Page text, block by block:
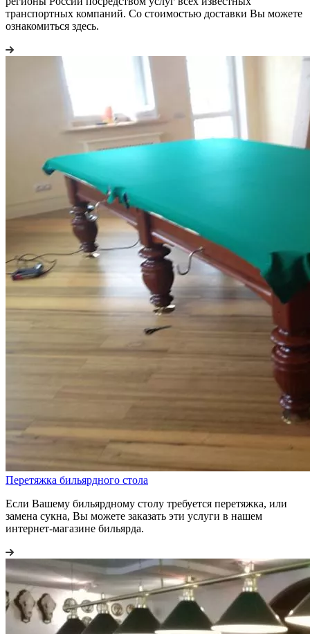
транспортных компаний. Со стоимостью доставки Вы можете
ознакомиться здесь.
Перетяжка бильярдного стола
Если Вашему бильярдному столу требуется перетяжка, или
замена сукна, Вы можете заказать эти услуги в нашем
интернет-магазине бильярда.